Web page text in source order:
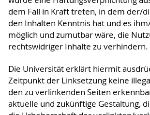
dem Fall in Kraft treten, in dem der/
den Inhalten Kenntnis hat und es
möglich und zumutbar wäre, die
rechtswidriger Inhalte zu verhindern.
Die Universität erklärt hiermit
Zeitpunkt der Linksetzung keine
den zu verlinkenden Seiten
aktuelle und zukünftige Gestaltung,